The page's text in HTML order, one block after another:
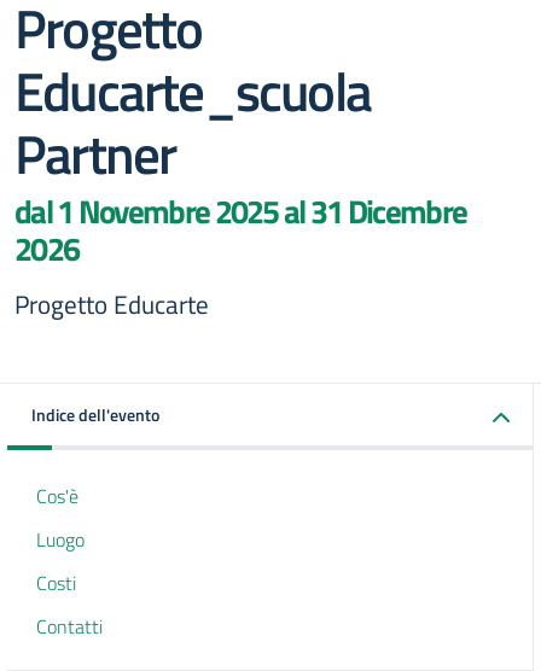
Progetto
Educarte_scuola
Partner
dal 1 Novembre 2025 al 31 Dicembre
2026
Progetto Educarte
Indice dell'evento
Cos'è
Luogo
Costi
Contatti